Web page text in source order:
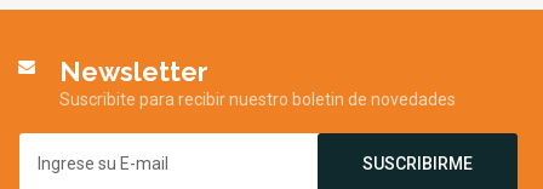
Newsletter
Suscribite para recibir nuestro boletin de novedades
SUSCRIBIRME